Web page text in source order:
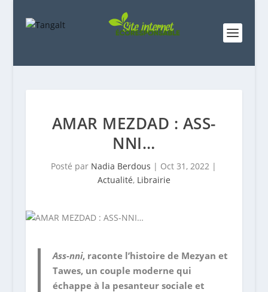
AMAR MEZDAD : ASS-
NNI…
Posté par Nadia Berdous | Oct 31, 2022 |
Actualité, Librairie
Ass-nni, raconte l’histoire de Mezyan et
Tawes, un couple moderne qui
échappe à la pesanteur sociale et